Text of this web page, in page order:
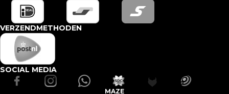
VERZENDMETHODEN
SOCIAL MEDIA
MAZE